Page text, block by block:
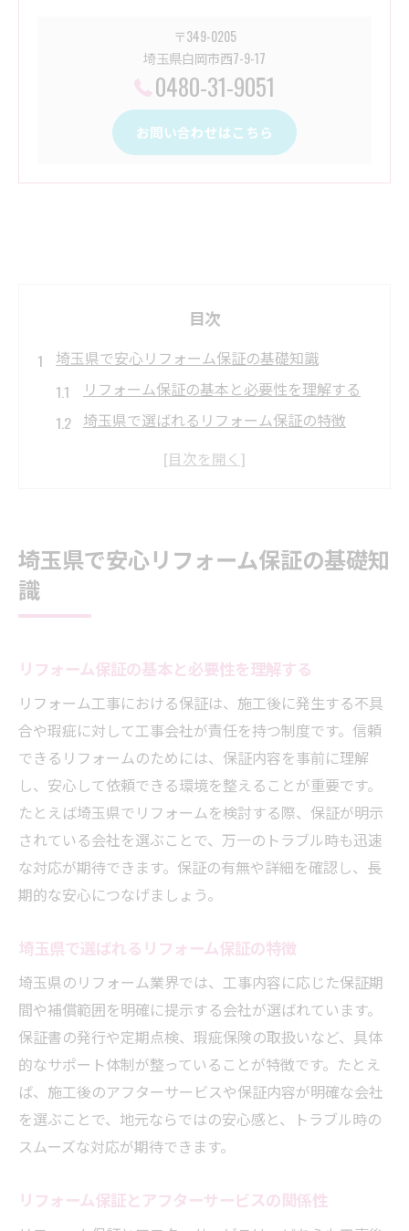
〒349-0205
埼玉県白岡市西7-9-17
0480-31-9051
お問い合わせはこちら
目次
埼玉県で安心リフォーム保証の基礎知識
リフォーム保証の基本と必要性を理解する
埼玉県で選ばれるリフォーム保証の特徴
リフォーム保証とアフターサービスの関係
リフォーム後の保証内容を徹底解説
埼玉県でリフォーム保証を受ける際の注意
リフォーム工事後に保証を受ける手続きと
は
保証期間中に起こる不具合への対応方法
保証付きリフォームを選ぶポイントとは
リフォーム保証がある会社選びの基準とは
保証内容・期間の比較で安心リフォームを
実現
リフォーム保証書の重要性と確認方法
埼玉県で安心できる保証付きリフォームの
探し方
埼玉県の補助制度を活用した安心工事
リフォーム補助制度と保証の組み合わせ活
用法
埼玉県で使える補助金の申請とリフォーム
補助金を活用したリフォーム保証のメリッ
埼玉県で安心リフォーム保証の基礎知
識
リフォーム保証の基本と必要性を理解する
リフォーム工事における保証は、施工後に発生する不具
合や瑕疵に対して工事会社が責任を持つ制度です。信頼
できるリフォームのためには、保証内容を事前に理解
し、安心して依頼できる環境を整えることが重要です。
たとえば埼玉県でリフォームを検討する際、保証が明示
されている会社を選ぶことで、万一のトラブル時も迅速
な対応が期待できます。保証の有無や詳細を確認し、長
期的な安心につなげましょう。
埼玉県で選ばれるリフォーム保証の特徴
埼玉県のリフォーム業界では、工事内容に応じた保証期
間や補償範囲を明確に提示する会社が選ばれています。
保証書の発行や定期点検、瑕疵保険の取扱いなど、具体
的なサポート体制が整っていることが特徴です。たとえ
ば、施工後のアフターサービスや保証内容が明確な会社
を選ぶことで、地元ならではの安心感と、トラブル時の
スムーズな対応が期待できます。
リフォーム保証とアフターサービスの関係性